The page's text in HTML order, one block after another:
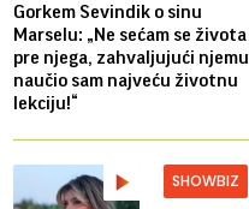
Gorkem Sevindik o sinu
Marselu: „Ne sećam se života
pre njega, zahvaljujući njemu
naučio sam najveću životnu
lekciju!“
SHOWBIZ